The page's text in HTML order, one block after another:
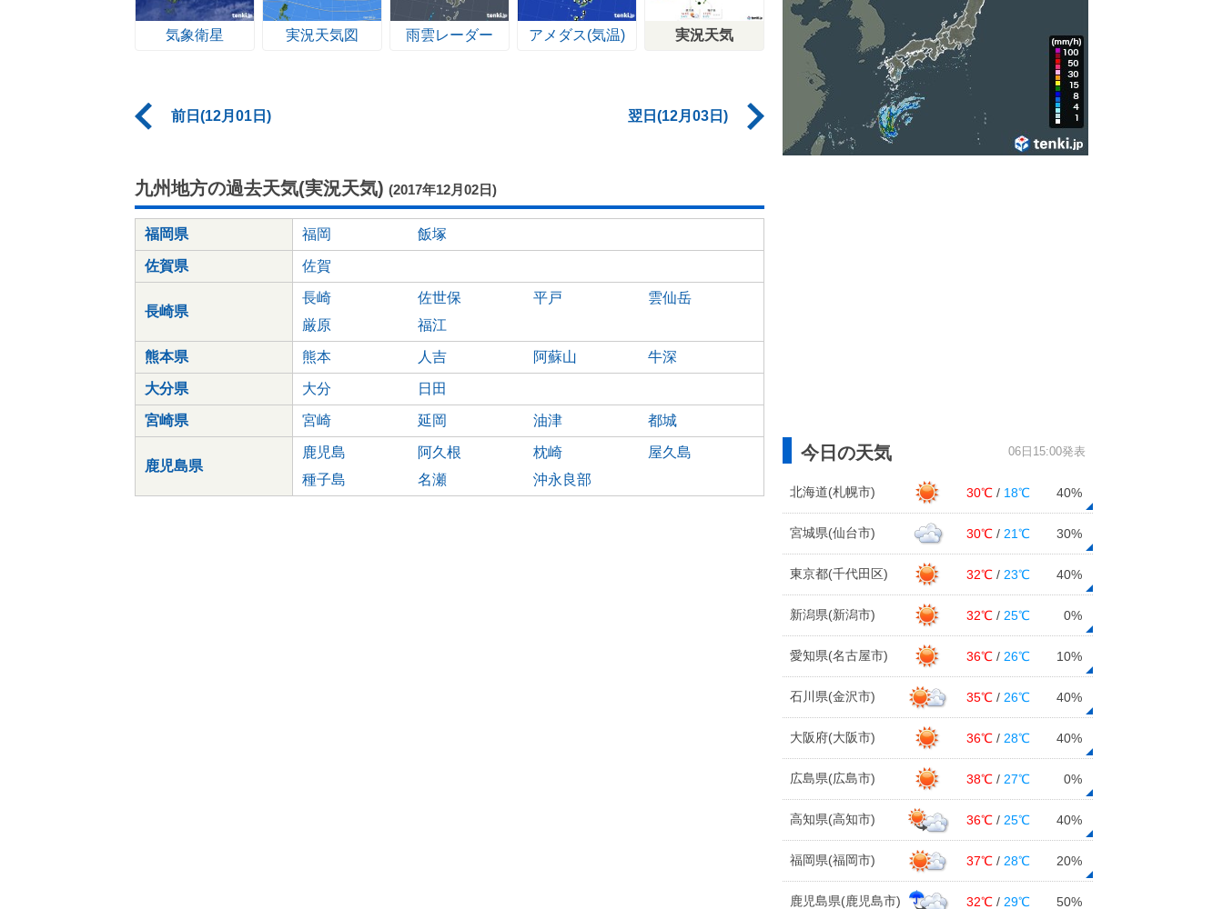
気象衛星 実況天気図 雨雲レーダー アメダス(気温) 実況天気
前日(12月01日) 翌日(12月03日)
九州地方の過去天気(実況天気) (2017年12月02日)
福岡県 福岡 飯塚
佐賀県 佐賀
長崎県
長崎 佐世保 平戸
雲仙岳
厳原
福江
熊本県 熊本 人吉 阿蘇山 牛深
大分県 大分 日田
宮崎県 宮崎 延岡 油津 都城
鹿児島県
鹿児島 阿久根 枕崎
屋久島
種子島
名瀬 沖永良部
今日の天気 06日15:00発表
北海道(札幌市) 30℃ / 18℃ 40%
宮城県(仙台市) 30℃ / 21℃ 30%
東京都(千代田区) 32℃ / 23℃ 40%
新潟県(新潟市) 32℃ / 25℃ 0%
愛知県(名古屋市) 36℃ / 26℃ 10%
石川県(金沢市) 35℃ / 26℃ 40%
大阪府(大阪市) 36℃ / 28℃ 40%
広島県(広島市) 38℃ / 27℃ 0%
高知県(高知市) 36℃ / 25℃ 40%
福岡県(福岡市) 37℃ / 28℃ 20%
鹿児島県(鹿児島市) 32℃ / 29℃ 50%